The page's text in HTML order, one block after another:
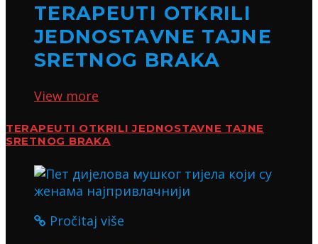
TERAPEUTI OTKRILI
JEDNOSTAVNE TAJNE
SRETNOG BRAKA
View more
TERAPEUTI OTKRILI JEDNOSTAVNE TAJNE
SRETNOG BRAKA
Pročitaj više